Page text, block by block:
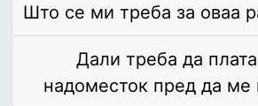
Што се ми треба за оваа
Дали треба да
надоместок пред да ме